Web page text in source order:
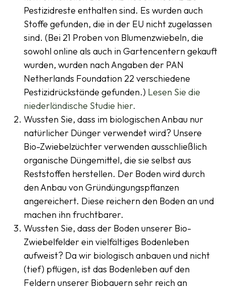
Pestizidreste enthalten sind. Es wurden auch
Stoffe gefunden, die in der EU nicht zugelassen
sind. (Bei 21 Proben von Blumenzwiebeln, die
sowohl online als auch in Gartencentern gekauft
wurden, wurden nach Angaben der PAN
Netherlands Foundation 22 verschiedene
Pestizidrückstände gefunden.) Lesen Sie die
niederländische Studie hier.
Wussten Sie, dass im biologischen Anbau nur
natürlicher Dünger verwendet wird? Unsere
Bio-Zwiebelzüchter verwenden ausschließlich
organische Düngemittel, die sie selbst aus
Reststoffen herstellen. Der Boden wird durch
den Anbau von Gründüngungspflanzen
angereichert. Diese reichern den Boden an und
machen ihn fruchtbarer.
Wussten Sie, dass der Boden unserer Bio-
Zwiebelfelder ein vielfältiges Bodenleben
aufweist? Da wir biologisch anbauen und nicht
(tief) pflügen, ist das Bodenleben auf den
Feldern unserer Biobauern sehr reich an